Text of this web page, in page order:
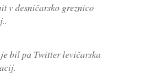
v desničarsko greznico
bil pa Twitter levičarska